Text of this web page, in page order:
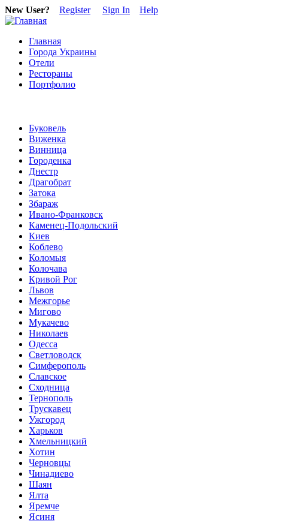
New User? Register Sign In Help
Главная
Города Украины
Отели
Рестораны
Портфолио
Буковель
Виженка
Винница
Городенка
Днестр
Драгобрат
Затока
Збараж
Ивано-Франковск
Каменец-Подольский
Киев
Коблево
Коломыя
Колочава
Кривой Рог
Львов
Межгорье
Мигово
Мукачево
Николаев
Одесса
Светловодск
Симферополь
Славское
Сходница
Тернополь
Трускавец
Ужгород
Харьков
Хмельницкий
Хотин
Черновцы
Чинадиево
Шаян
Ялта
Яремче
Ясиня